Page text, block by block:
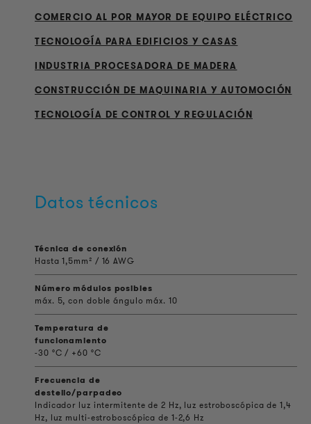
COMERCIO AL POR MAYOR DE EQUIPO ELÉCTRICO
TECNOLOGÍA PARA EDIFICIOS Y CASAS
INDUSTRIA PROCESADORA DE MADERA
CONSTRUCCIÓN DE MAQUINARIA Y AUTOMOCIÓN
TECNOLOGÍA DE CONTROL Y REGULACIÓN
Datos técnicos
Técnica de conexión
Hasta 1,5mm² / 16 AWG
Número módulos posibles
máx. 5, con doble ángulo máx. 10
Temperatura de
funcionamiento
-30 °C / +60 °C
Frecuencia de
destello/parpadeo
Indicador luz intermitente de 2 Hz, luz estroboscópica de 1,4
Hz, luz multi-estroboscópica de 1-2,6 Hz